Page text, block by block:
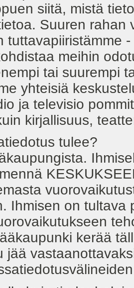
siitä, mistä
Suuren rahan
tuttavapiiristämme
meihin
tai suurempi
yhteisiä
ja televisio
kirjallisuus,
tulee?
Ihmisen on tultava
kerää
jää